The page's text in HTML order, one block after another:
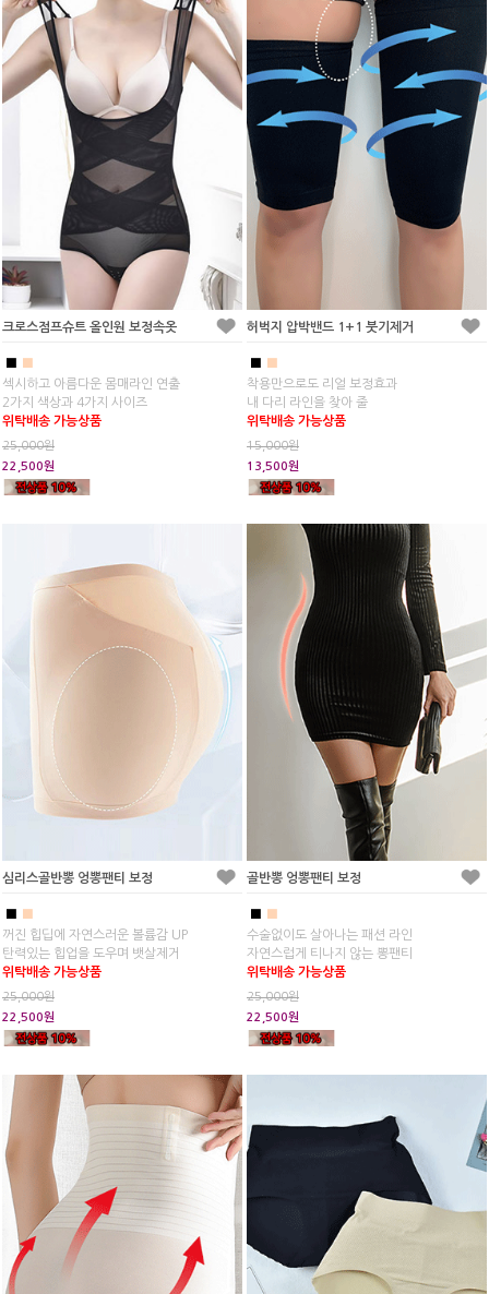
크로스점프슈트 올인원 보정속옷
■ ■
섹시하고 아름다운 몸매라인 연출
2가지 색상과 4가지 사이즈
위탁배송 가능상품
25,000원
22,500원
허벅지 압박밴드 1+1 붓기제거
■ ■
착용만으로도 리얼 보정효과
내 다리 라인을 찾아 줄
위탁배송 가능상품
15,000원
13,500원
심리스골반뽕 엉뽕팬티 보정
■
꺼진 힙딥에 자연스러운 볼륨감 UP
탄력있는 힙업을 도우며 뱃살제거
위탁배송 가능상품
25,000원
22,500원
골반뽕 엉뽕팬티 보정
■
수술없이도 살아나는 패션 라인
자연스럽게 티나지 않는 뽕팬티
위탁배송 가능상품
25,000원
22,500원